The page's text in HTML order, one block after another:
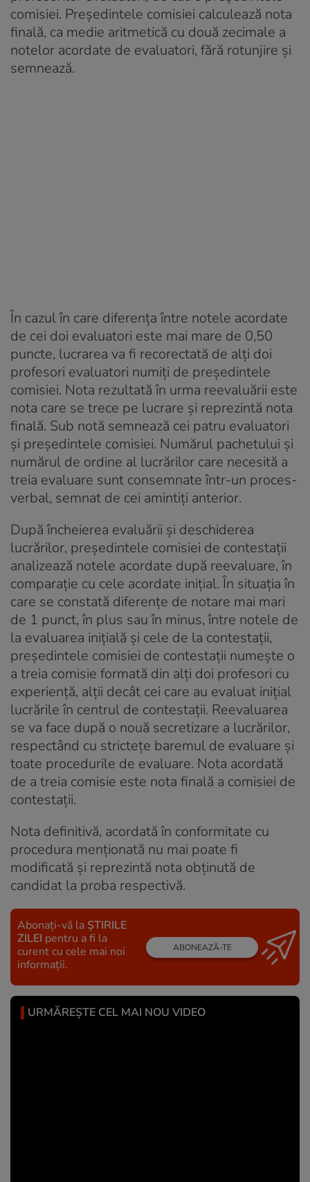
comisiei. Preşedintele comisiei calculează nota
finală, ca medie aritmetică cu două zecimale a
notelor acordate de evaluatori, fără rotunjire şi
semnează.
În cazul în care diferenţa între notele acordate
de cei doi evaluatori este mai mare de 0,50
puncte, lucrarea va fi recorectată de alţi doi
profesori evaluatori numiţi de preşedintele
comisiei. Nota rezultată în urma reevaluării este
nota care se trece pe lucrare şi reprezintă nota
finală. Sub notă semnează cei patru evaluatori
şi preşedintele comisiei. Numărul pachetului şi
numărul de ordine al lucrărilor care necesită a
treia evaluare sunt consemnate într-un proces-
verbal, semnat de cei amintiţi anterior.
După încheierea evaluării şi deschiderea
lucrărilor, preşedintele comisiei de contestaţii
analizează notele acordate după reevaluare, în
comparaţie cu cele acordate iniţial. În situaţia în
care se constată diferenţe de notare mai mari
de 1 punct, în plus sau în minus, între notele de
la evaluarea iniţială şi cele de la contestaţii,
preşedintele comisiei de contestaţii numeşte o
a treia comisie formată din alţi doi profesori cu
experienţă, alţii decât cei care au evaluat iniţial
lucrările în centrul de contestaţii. Reevaluarea
se va face după o nouă secretizare a lucrărilor,
respectând cu stricteţe baremul de evaluare şi
toate procedurile de evaluare. Nota acordată
de a treia comisie este nota finală a comisiei de
contestaţii.
Nota definitivă, acordată în conformitate cu
procedura menţionată nu mai poate fi
modificată şi reprezintă nota obţinută de
candidat la proba respectivă.
Abonați-vă la ȘTIRILE
ZILEI pentru a fi la
curent cu cele mai noi
informații.
ABONEAZĂ-TE
URMĂREȘTE CEL MAI NOU VIDEO